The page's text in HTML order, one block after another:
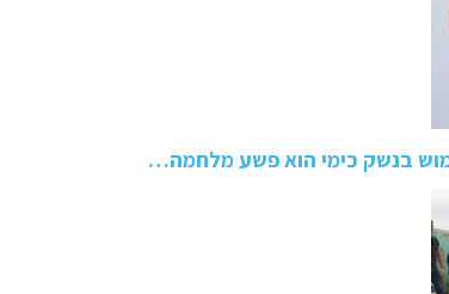
בנשק כימי הוא פשע מלחמה…